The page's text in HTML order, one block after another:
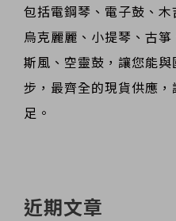
包括電鋼琴、電子鼓、木
烏克麗麗、小提琴、古
斯風、空靈鼓，讓您能
步，最齊全的現貨供應
足。
近期文章